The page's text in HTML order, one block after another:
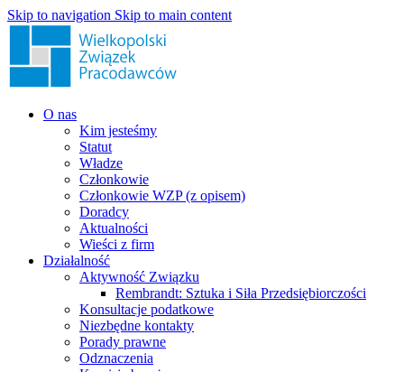
Skip to navigation Skip to main content
O nas
Kim jesteśmy
Statut
Władze
Członkowie
Członkowie WZP (z opisem)
Doradcy
Aktualności
Wieści z firm
Działalność
Aktywność Związku
Rembrandt: Sztuka i Siła Przedsiębiorczości
Konsultacje podatkowe
Niezbędne kontakty
Porady prawne
Odznaczenia